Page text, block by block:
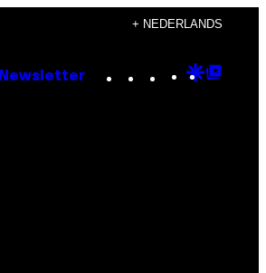
+ NEDERLANDS
Newsletter Instagram
TikTok
YouTube
Google